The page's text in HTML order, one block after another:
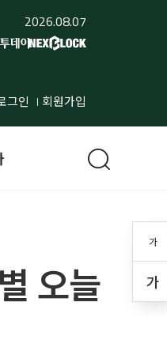
2026.08.07
그인 회원가입
가
가
오늘